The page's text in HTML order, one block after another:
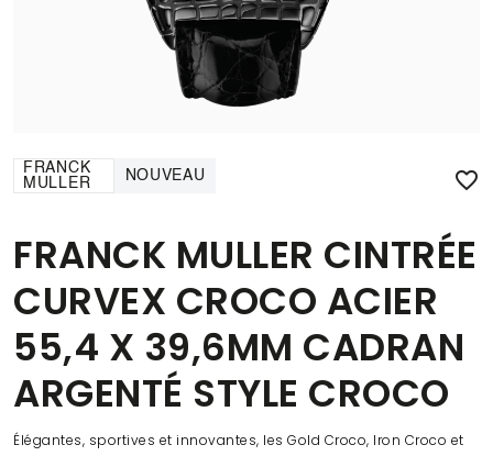
FRANCK
MULLER
NOUVEAU 
FRANCK MULLER CINTRÉE
CURVEX CROCO ACIER
55,4 X 39,6MM CADRAN
ARGENTÉ STYLE CROCO
Élégantes, sportives et innovantes, les Gold Croco, Iron Croco et